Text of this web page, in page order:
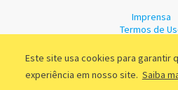
Este site usa cookies para garantir
experiência em nosso site. Saiba
Imprensa
Termos de